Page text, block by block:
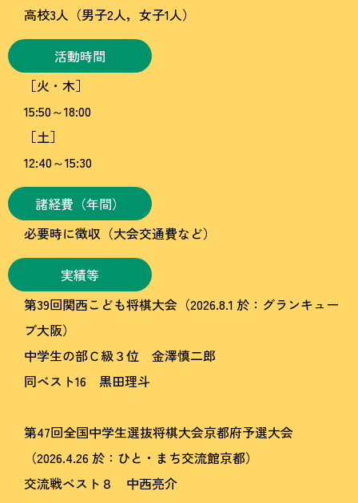
高校3人（男子2人，女子1人）
活動時間
［火・木］
15:50～18:00
［土］
12:40～15:30
諸経費（年間）
必要時に徴収（大会交通費など）
実績等
第39回関西こども将棋大会（2026.8.1 於：グランキュー
ブ大阪）
中学生の部Ｃ級３位 金澤慎二郎
同ベスト16 黒田理斗
第47回全国中学生選抜将棋大会京都府予選大会
（2026.4.26 於：ひと・まち交流館京都）
交流戦ベスト８ 中西亮介